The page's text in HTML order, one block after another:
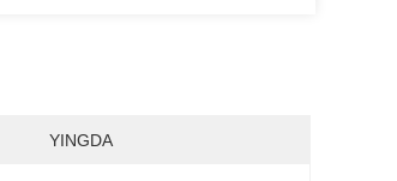
YINGDA